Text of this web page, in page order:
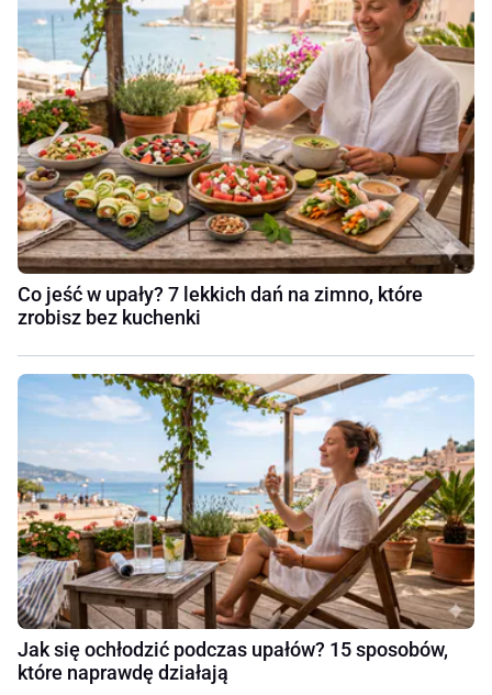
Co jeść w upały? 7 lekkich dań na zimno, które
zrobisz bez kuchenki
Jak się ochłodzić podczas upałów? 15 sposobów,
które naprawdę działają